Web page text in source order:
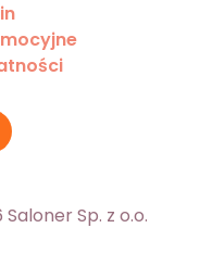
Sp. z o.o.